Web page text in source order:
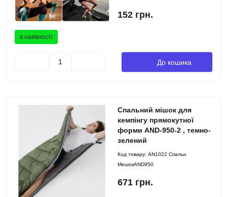
в наявності
152 грн.
До кошика
Спальний мішок для
кемпінгу прямокутної
форми AND-950-2 , темно-
зелений
Код товару: AN1022 Спальн
МешокAND950
671 грн.